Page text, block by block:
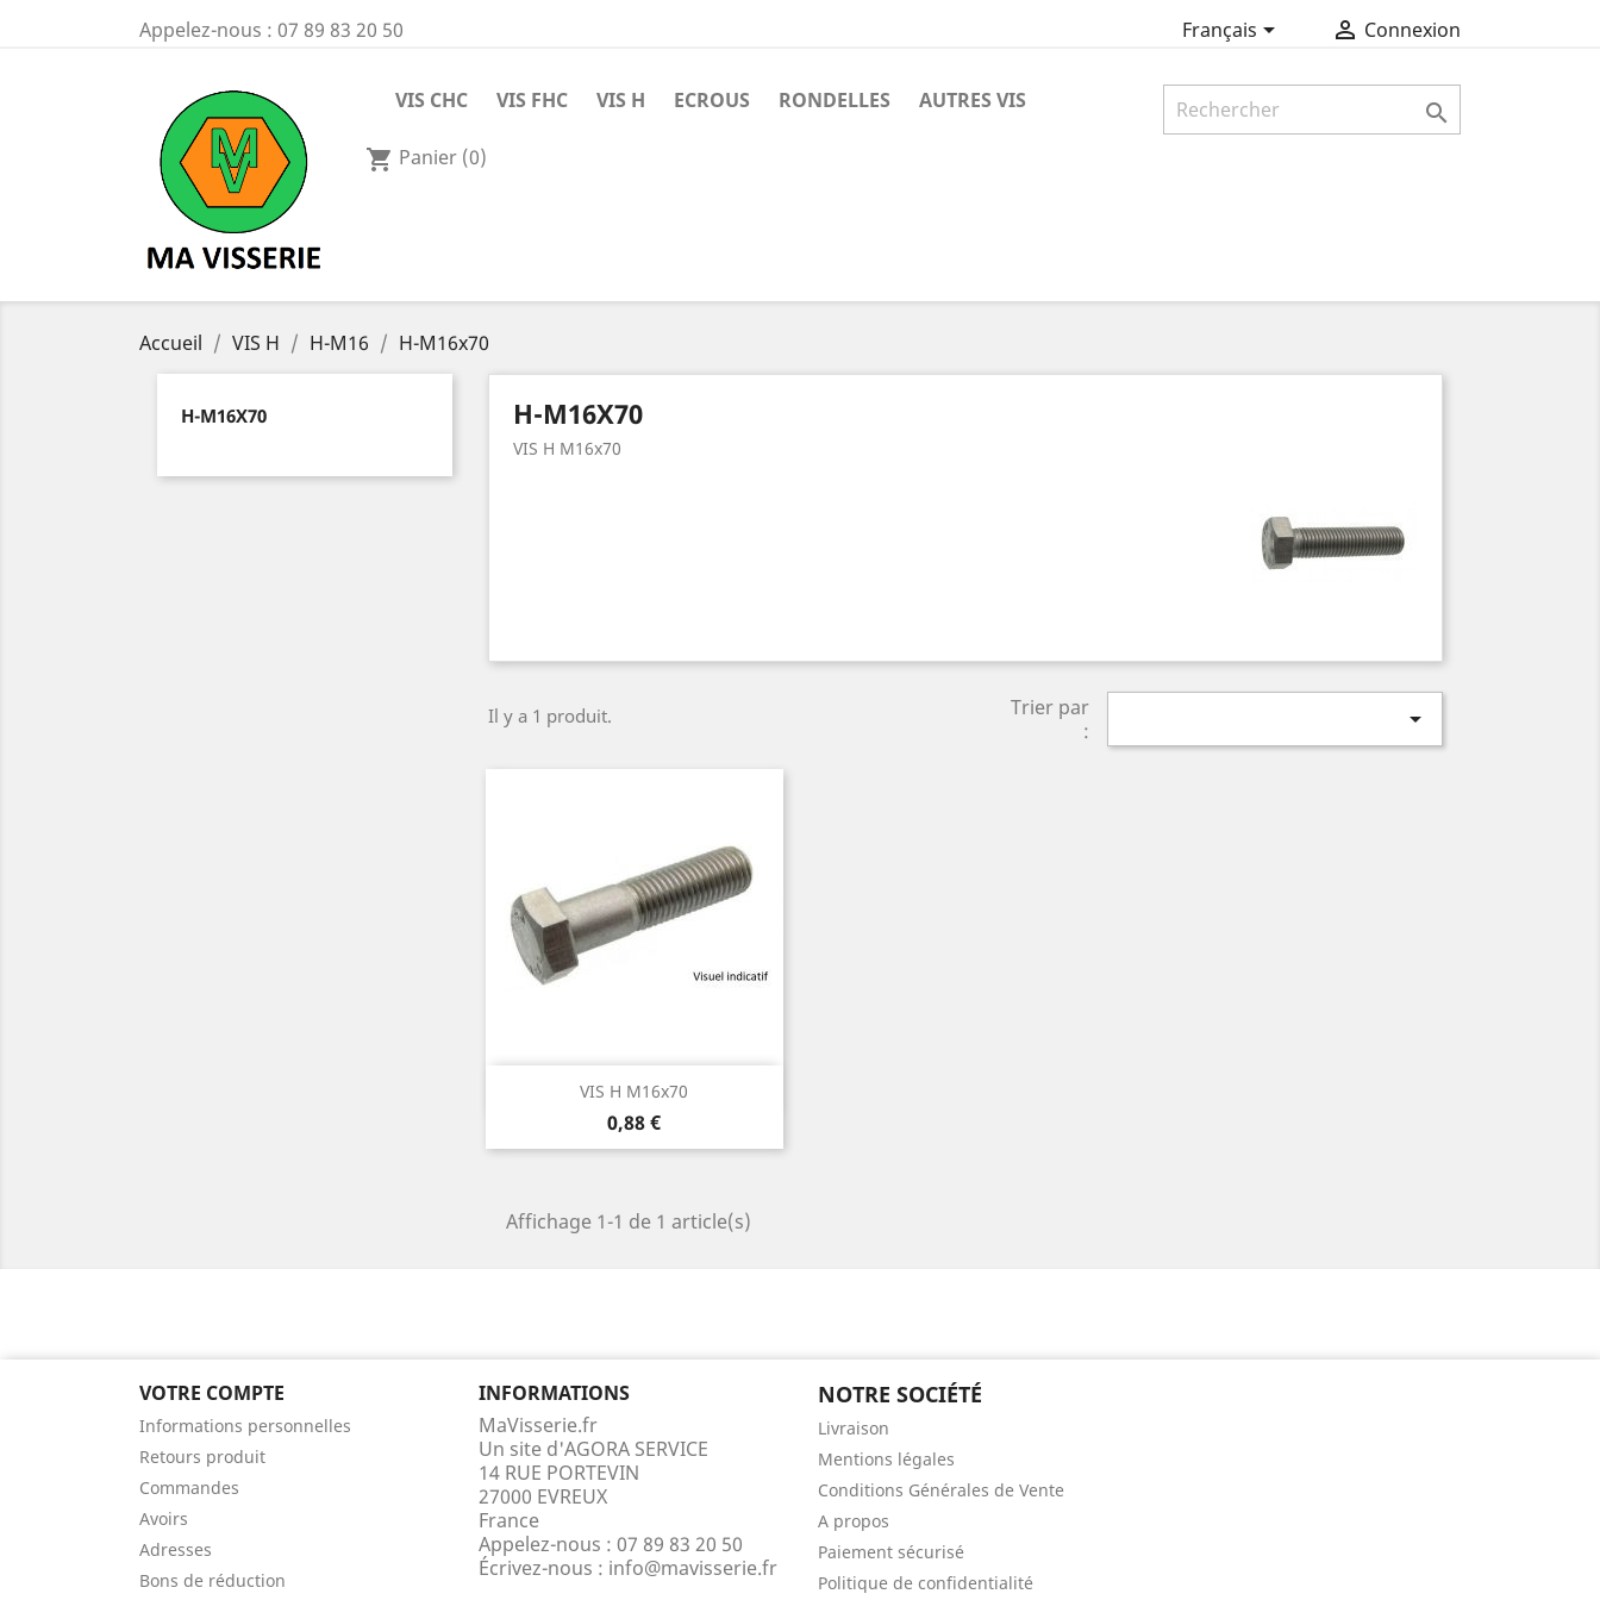
Appelez-nous : 07 89 83 20 50 Français  Connexion
VIS CHC VIS FHC VIS H ECROUS RONDELLES AUTRES VIS

shopping_cart Panier (0)
Accueil VIS H H-M16 H-M16x70
H-M16X70 H-M16X70
VIS H M16x70
Il y a 1 produit.
Trier par
:

VIS H M16x70
Prix
0,88 €
Aperçu rapide
Affichage 1-1 de 1 article(s)
VOTRE COMPTE
Informations personnelles
Retours produit
Commandes
Avoirs
Adresses
Bons de réduction
INFORMATIONS
MaVisserie.fr
Un site d'AGORA SERVICE
14 RUE PORTEVIN
27000 EVREUX
France
Appelez-nous : 07 89 83 20 50
Écrivez-nous : info@mavisserie.fr
NOTRE SOCIÉTÉ
Livraison
Mentions légales
Conditions Générales de Vente
A propos
Paiement sécurisé
Politique de confidentialité